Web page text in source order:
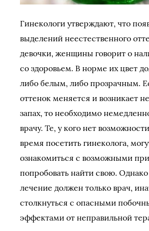
Гинекологи утверждают, что
выделений неестественного
девочки, женщины говорит о
со здоровьем. В норме их цвет
либо белым, либо прозрачным.
оттенок меняется и возникает
запах, то необходимо
врачу. Те, у кого нет
время посетить гинеколога,
ознакомиться с возможными
попробовать найти свою. Однако
лечение должен только врач,
столкнуться с опасными
эффектами от неправильной